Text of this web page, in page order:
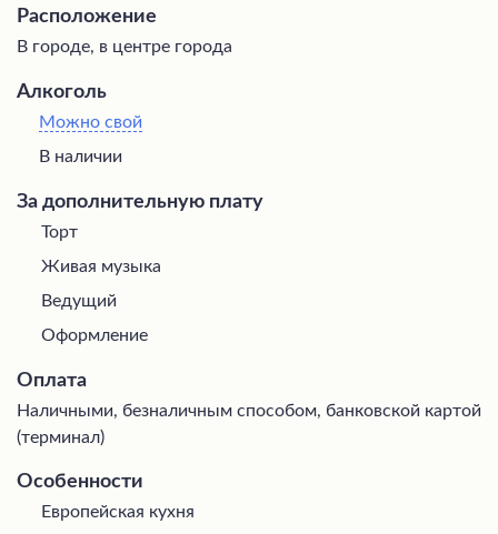
Расположение
В городе, в центре города
Алкоголь
Можно свой
В наличии
За дополнительную плату
Торт
Живая музыка
Ведущий
Оформление
Оплата
Наличными, безналичным способом, банковской картой
(терминал)
Особенности
Европейская кухня